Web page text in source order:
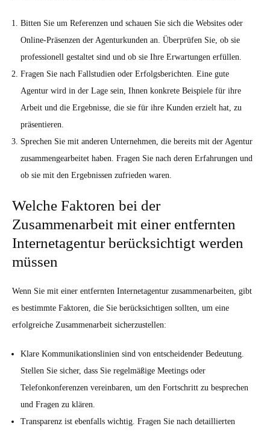
Bitten Sie um Referenzen und schauen Sie sich die Websites oder
Online-Präsenzen der Agenturkunden an. Überprüfen Sie, ob sie
professionell gestaltet sind und ob sie Ihre Erwartungen erfüllen.
Fragen Sie nach Fallstudien oder Erfolgsberichten. Eine gute
Agentur wird in der Lage sein, Ihnen konkrete Beispiele für ihre
Arbeit und die Ergebnisse, die sie für ihre Kunden erzielt hat, zu
präsentieren.
Sprechen Sie mit anderen Unternehmen, die bereits mit der Agentur
zusammengearbeitet haben. Fragen Sie nach deren Erfahrungen und
ob sie mit den Ergebnissen zufrieden waren.
Welche Faktoren bei der
Zusammenarbeit mit einer entfernten
Internetagentur berücksichtigt werden
müssen
Wenn Sie mit einer entfernten Internetagentur zusammenarbeiten, gibt
es bestimmte Faktoren, die Sie berücksichtigen sollten, um eine
erfolgreiche Zusammenarbeit sicherzustellen:
Klare Kommunikationslinien sind von entscheidender Bedeutung.
Stellen Sie sicher, dass Sie regelmäßige Meetings oder
Telefonkonferenzen vereinbaren, um den Fortschritt zu besprechen
und Fragen zu klären.
Transparenz ist ebenfalls wichtig. Fragen Sie nach detaillierten